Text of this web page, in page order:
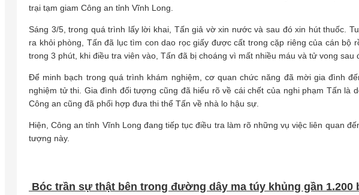
trại tạm giam Công an tỉnh Vĩnh Long.
Sáng 3/5, trong quá trình lấy lời khai, Tấn giả vờ xin nước và sau đó xin hút thuốc.
ra khỏi phòng, Tấn đã lục tìm con dao rọc giấy được cất trong cặp riêng của cán bộ
trong 3 phút, khi điều tra viên vào, Tấn đã bị choáng vì mất nhiều máu và tử vong sau
Để minh bạch trong quá trình khám nghiệm, cơ quan chức năng đã mời gia đình
nghiệm tử thi. Gia đình đối tượng cũng đã hiểu rõ về cái chết của nghi phạm Tấn là
Công an cũng đã phối hợp đưa thi thể Tấn về nhà lo hậu sự.
Hiện, Công an tỉnh Vĩnh Long đang tiếp tục điều tra làm rõ những vụ việc liên quan
tượng này.
Bóc trần sự thật bên trong đường dây ma túy khủng gần 1.200